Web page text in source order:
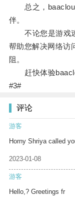
总之，baacloud
伴。
不论您是游戏迷
帮助您解决网络访
阻。
赶快体验
#3#
评论
游客
Horny Shriya called
2023-01-08
游客
Hello,? Greetings fr